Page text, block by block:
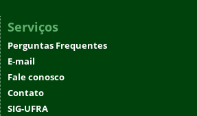
Serviços
Perguntas Frequentes
E-mail
Fale conosco
Contato
SIG-UFRA